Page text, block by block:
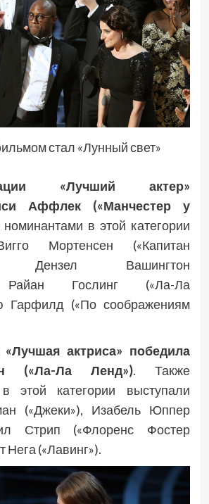
стал «Лунный свет»
«Лучший актер»
Аффлек («Манчестер у
в этой категории
Мортенсен («Капитан
Дензел Вашингтон
Райан Гослинг («Ла-Ла
Гарфилд («По соображениям
актриса» победила
(«Ла-Ла Ленд»). Также
этой категории выступали
(«Джеки»), Изабель Юппер
Стрип («Флоренс Фостер
Нега («Лавинг»).